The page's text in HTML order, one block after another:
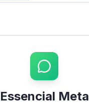
Essencial Meta